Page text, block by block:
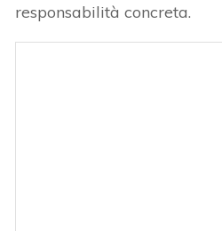
responsabilità concreta.